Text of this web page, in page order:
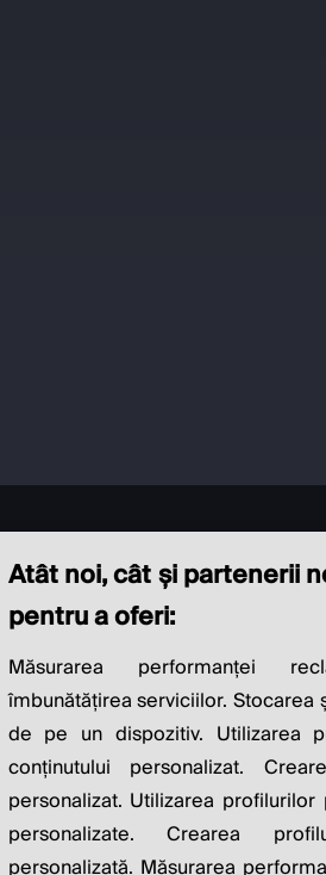
Milton Friedman
Atât noi, cât și partenerii
pentru a oferi:
Măsurarea performanței
îmbunătățirea serviciilor.
de pe un dispozitiv. Utilizarea
conținutului personalizat.
personalizat. Utilizarea
personalizate. Crearea
personalizată. Măsurarea